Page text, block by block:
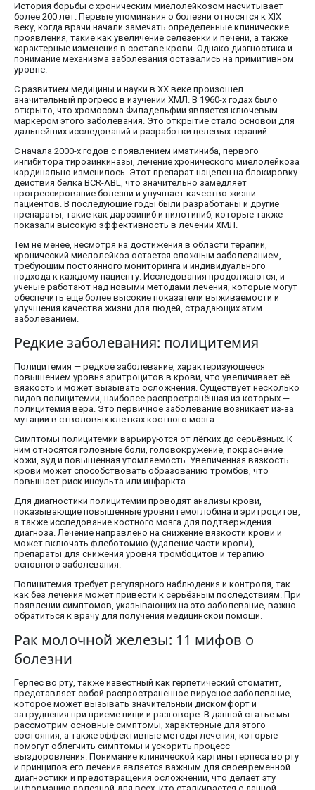
История борьбы с хроническим миелолейкозом насчитывает
более 200 лет. Первые упоминания о болезни относятся к XIX
веку, когда врачи начали замечать определенные клинические
проявления, такие как увеличение селезенки и печени, а также
характерные изменения в составе крови. Однако диагностика и
понимание механизма заболевания оставались на примитивном
уровне.
С развитием медицины и науки в XX веке произошел
значительный прогресс в изучении ХМЛ. В 1960-х годах было
открыто, что хромосома Филадельфии является ключевым
маркером этого заболевания. Это открытие стало основой для
дальнейших исследований и разработки целевых терапий.
С начала 2000-х годов с появлением иматиниба, первого
ингибитора тирозинкиназы, лечение хронического миелолейкоза
кардинально изменилось. Этот препарат нацелен на блокировку
действия белка BCR-ABL, что значительно замедляет
прогрессирование болезни и улучшает качество жизни
пациентов. В последующие годы были разработаны и другие
препараты, такие как дарозиниб и нилотиниб, которые также
показали высокую эффективность в лечении ХМЛ.
Тем не менее, несмотря на достижения в области терапии,
хронический миелолейкоз остается сложным заболеванием,
требующим постоянного мониторинга и индивидуального
подхода к каждому пациенту. Исследования продолжаются, и
ученые работают над новыми методами лечения, которые могут
обеспечить еще более высокие показатели выживаемости и
улучшения качества жизни для людей, страдающих этим
заболеванием.
Редкие заболевания: полицитемия
Полицитемия — редкое заболевание, характеризующееся
повышением уровня эритроцитов в крови, что увеличивает её
вязкость и может вызывать осложнения. Существует несколько
видов полицитемии, наиболее распространённая из которых —
полицитемия вера. Это первичное заболевание возникает из-за
мутации в стволовых клетках костного мозга.
Симптомы полицитемии варьируются от лёгких до серьёзных. К
ним относятся головные боли, головокружение, покраснение
кожи, зуд и повышенная утомляемость. Увеличенная вязкость
крови может способствовать образованию тромбов, что
повышает риск инсульта или инфаркта.
Для диагностики полицитемии проводят анализы крови,
показывающие повышенные уровни гемоглобина и эритроцитов,
а также исследование костного мозга для подтверждения
диагноза. Лечение направлено на снижение вязкости крови и
может включать флеботомию (удаление части крови),
препараты для снижения уровня тромбоцитов и терапию
основного заболевания.
Полицитемия требует регулярного наблюдения и контроля, так
как без лечения может привести к серьёзным последствиям. При
появлении симптомов, указывающих на это заболевание, важно
обратиться к врачу для получения медицинской помощи.
Рак молочной железы: 11 мифов о
болезни
Герпес во рту, также известный как герпетический стоматит,
представляет собой распространенное вирусное заболевание,
которое может вызывать значительный дискомфорт и
затруднения при приеме пищи и разговоре. В данной статье мы
рассмотрим основные симптомы, характерные для этого
состояния, а также эффективные методы лечения, которые
помогут облегчить симптомы и ускорить процесс
выздоровления. Понимание клинической картины герпеса во рту
и принципов его лечения является важным для своевременной
диагностики и предотвращения осложнений, что делает эту